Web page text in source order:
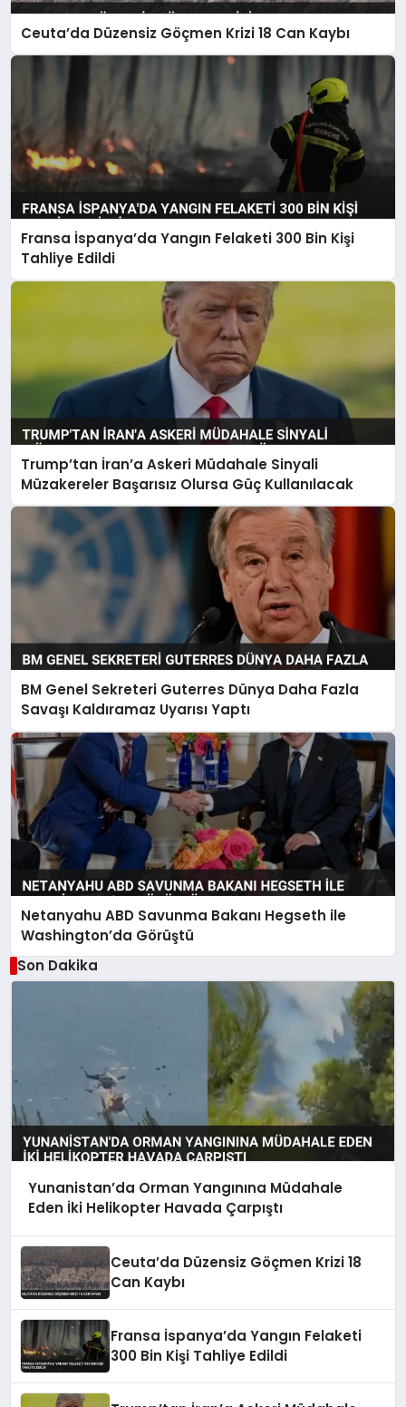
Ceuta’da Düzensiz Göçmen Krizi 18 Can Kaybı
Fransa İspanya’da Yangın Felaketi 300 Bin Kişi
Tahliye Edildi
Trump’tan İran’a Askeri Müdahale Sinyali
Müzakereler Başarısız Olursa Güç Kullanılacak
BM Genel Sekreteri Guterres Dünya Daha Fazla
Savaşı Kaldıramaz Uyarısı Yaptı
Netanyahu ABD Savunma Bakanı Hegseth ile
Washington’da Görüştü
Son Dakika
Yunanistan’da Orman Yangınına Müdahale
Eden İki Helikopter Havada Çarpıştı
Ceuta’da Düzensiz Göçmen Krizi 18
Can Kaybı
Fransa İspanya’da Yangın Felaketi
300 Bin Kişi Tahliye Edildi